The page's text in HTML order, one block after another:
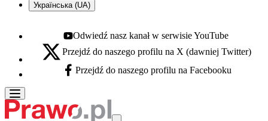
Українська (UA)
Youtube - otwiera się w nowej karcie
Odwiedź nasz kanał w serwisie YouTube
X - otwiera się w nowej karcie
Przejdź do naszego profilu na X (dawniej Twitter)
Facebook - otwiera się w nowej karcie
Przejdź do naszego profilu na Facebooku